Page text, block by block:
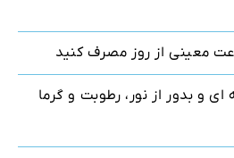
معینی از روز مصرف کنید
و بدور از نور، رطوبت و گرما